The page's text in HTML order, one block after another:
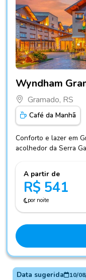
Wyndham
Gramado, RS
Café da Manhã
Conforto e lazer em
acolhedor da Serra
A partir de
R$ 541
por noite
Data sugerida 10/